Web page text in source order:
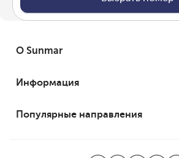
О Sunmar
Информация
Популярные направления